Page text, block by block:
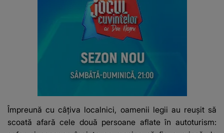
Împreună cu câțiva localnici, oamenii legii au reușit să
scoată afară cele două persoane aflate în autoturism: